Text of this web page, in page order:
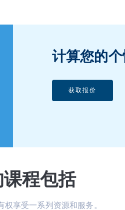
计算您的
获取报价
程包括
享受一系列资源和服务。